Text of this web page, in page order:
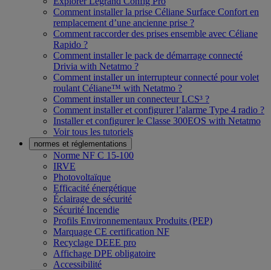
Comment installer la prise Céliane Surface Confort en
remplacement d’une ancienne prise ?
Comment raccorder des prises ensemble avec Céliane
Rapido ?
Comment installer le pack de démarrage connecté
Drivia with Netatmo ?
Comment installer un interrupteur connecté pour volet
roulant Céliane™ with Netatmo ?
Comment installer un connecteur LCS³ ?
Comment installer et configurer l’alarme Type 4 radio ?
Installer et configurer le Classe 300EOS with Netatmo
Voir tous les tutoriels
normes et réglementations
Norme NF C 15-100
IRVE
Photovoltaïque
Efficacité énergétique
Éclairage de sécurité
Sécurité Incendie
Profils Environnementaux Produits (PEP)
Marquage CE certification NF
Recyclage DEEE pro
Affichage DPE obligatoire
Accessibilité